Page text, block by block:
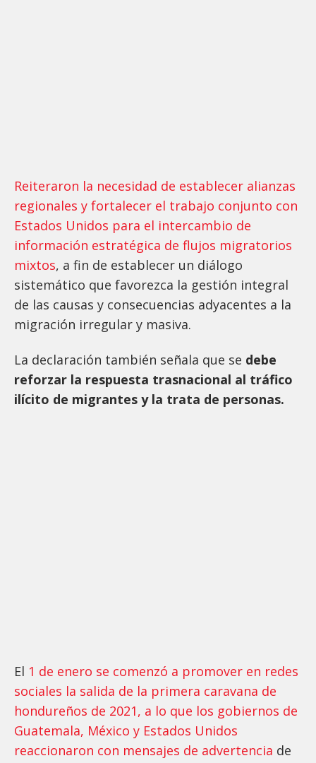
Reiteraron la necesidad de establecer alianzas
regionales y fortalecer el trabajo conjunto con
Estados Unidos para el intercambio de
información estratégica de flujos migratorios
mixtos, a fin de establecer un diálogo
sistemático que favorezca la gestión integral
de las causas y consecuencias adyacentes a la
migración irregular y masiva.
La declaración también señala que se debe
reforzar la respuesta trasnacional al tráfico
ilícito de migrantes y la trata de personas.
El 1 de enero se comenzó a promover en redes
sociales la salida de la primera caravana de
hondureños de 2021, a lo que los gobiernos de
Guatemala, México y Estados Unidos
reaccionaron con mensajes de advertencia de